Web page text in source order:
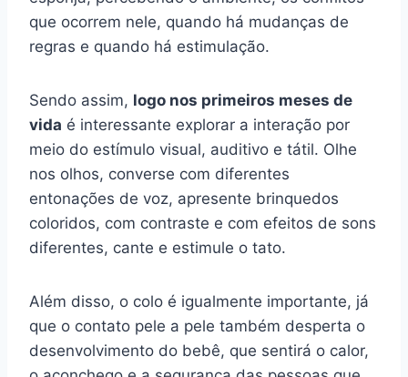
que ocorrem nele, quando há mudanças de
regras e quando há estimulação.
Sendo assim, logo nos primeiros meses de
vida é interessante explorar a interação por
meio do estímulo visual, auditivo e tátil. Olhe
nos olhos, converse com diferentes
entonações de voz, apresente brinquedos
coloridos, com contraste e com efeitos de sons
diferentes, cante e estimule o tato.
Além disso, o colo é igualmente importante, já
que o contato pele a pele também desperta o
desenvolvimento do bebê, que sentirá o calor,